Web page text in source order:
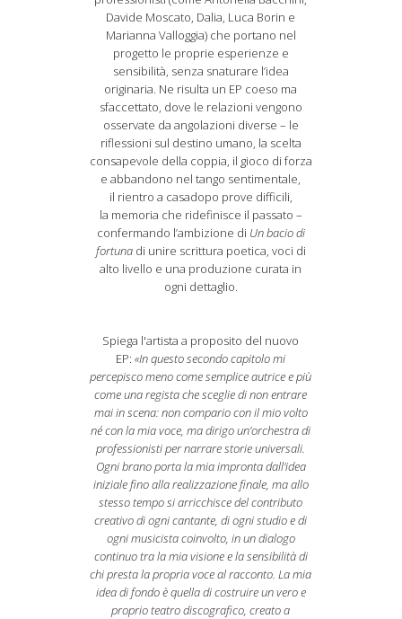
Davide Moscato, Dalia, Luca Borin e
Marianna Valloggia) che portano nel
progetto le proprie esperienze e
sensibilità, senza snaturare l’idea
originaria. Ne risulta un EP coeso ma
sfaccettato, dove le relazioni vengono
osservate da angolazioni diverse – le
riflessioni sul destino umano, la scelta
consapevole della coppia, il gioco di forza
e abbandono nel tango sentimentale,
il rientro a casadopo prove difficili,
la memoria che ridefinisce il passato –
confermando l’ambizione di Un bacio di
fortunadi unire scrittura poetica, voci di
alto livello e una produzione curata in
ogni dettaglio.
Spiega l'artista a proposito del nuovo
EP:«In questo secondo capitolo mi
percepisco meno come semplice autrice e più
come una regista che sceglie di non entrare
mai in scena: non compario con il mio volto
né con la mia voce, ma dirigo un’orchestra di
professionisti per narrare storie universali.
Ogni brano porta la mia impronta dall'idea
iniziale fino alla realizzazione finale, ma allo
stesso tempo si arricchisce del contributo
creativo di ogni cantante, di ogni studio e di
ogni musicista coinvolto, in un dialogo
continuo tra la mia visione e la sensibilità di
chi presta la propria voce al racconto. La mia
idea di fondo è quella di costruire un vero e
proprio teatro discografico, creato a